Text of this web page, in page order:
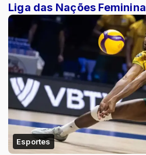
Liga das Nações Feminina
Esportes